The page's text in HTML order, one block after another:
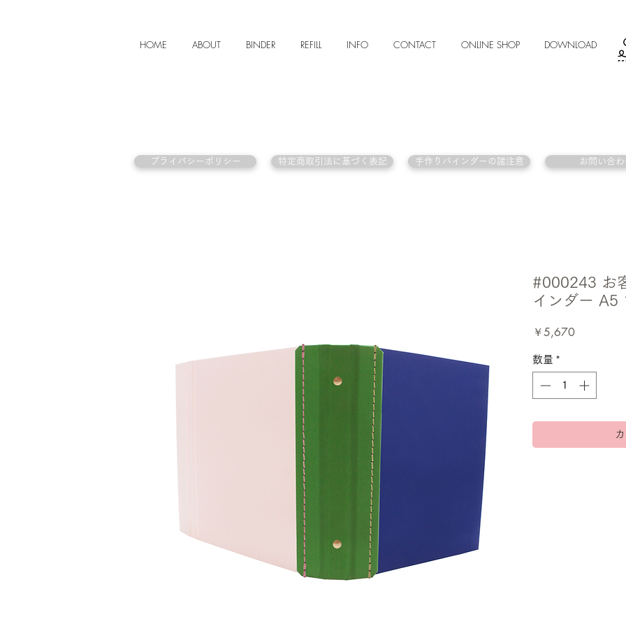
HOME ABOUT BINDER REFILL INFO CONTACT ONLINE SHOP DOWNLOAD
#000243 お
インダー A5
￥5,670価
数量 *
プライバシーポリシー 特定商取引法に基づく表記 手作りバインダーの諸注意 お問い合わ